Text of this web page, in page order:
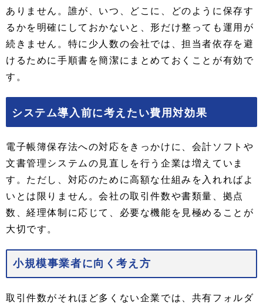
ありません。誰が、いつ、どこに、どのように保存す
るかを明確にしておかないと、形だけ整っても運用が
続きません。特に少人数の会社では、担当者依存を避
けるために手順書を簡潔にまとめておくことが有効で
す。
システム導入前に考えたい費用対効果
電子帳簿保存法への対応をきっかけに、会計ソフトや
文書管理システムの見直しを行う企業は増えていま
す。ただし、対応のために高額な仕組みを入れればよ
いとは限りません。会社の取引件数や書類量、拠点
数、経理体制に応じて、必要な機能を見極めることが
大切です。
小規模事業者に向く考え方
取引件数がそれほど多くない企業では、共有フォルダ